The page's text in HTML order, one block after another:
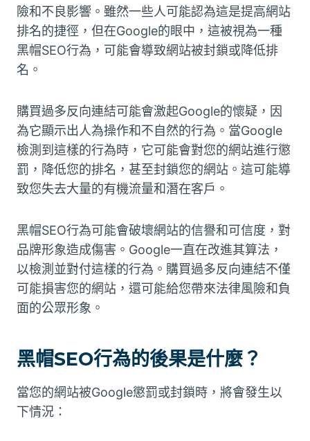
險和不良影響。雖然一些人可能認為這是提高網站
排名的捷徑，但在Google的眼中，這被視為一種
黑帽SEO行為，可能會導致網站被封鎖或降低排
名。
購買過多反向連結可能會激起Google的懷疑，因
為它顯示出人為操作和不自然的行為。當Google
檢測到這樣的行為時，它可能會對您的網站進行懲
罰，降低您的排名，甚至封鎖您的網站。這可能導
致您失去大量的有機流量和潛在客戶。
黑帽SEO行為可能會破壞網站的信譽和可信度，對
品牌形象造成傷害。Google一直在改進其算法，
以檢測並對付這樣的行為。購買過多反向連結不僅
可能損害您的網站，還可能給您帶來法律風險和負
面的公眾形象。
黑帽SEO行為的後果是什麼？
當您的網站被Google懲罰或封鎖時，將會發生以
下情況：